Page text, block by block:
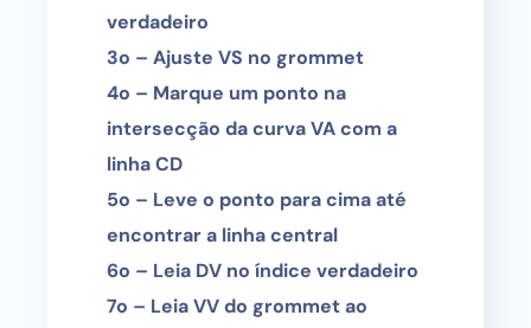
verdadeiro
3o – Ajuste VS no grommet
4o – Marque um ponto na
intersecção da curva VA com a
linha CD
5o – Leve o ponto para cima até
encontrar a linha central
6o – Leia DV no índice verdadeiro
7o – Leia VV do grommet ao